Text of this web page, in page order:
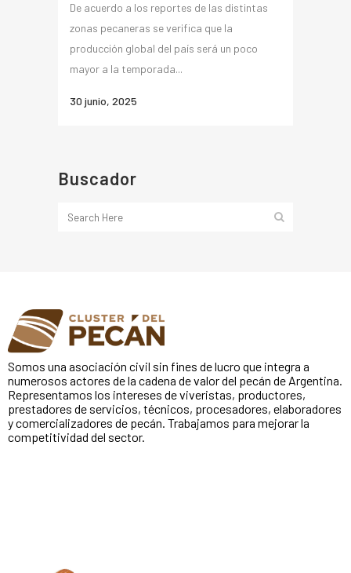
De acuerdo a los reportes de las distintas
zonas pecaneras se verifica que la
producción global del país será un poco
mayor a la temporada...
30 junio, 2025
Buscador
Somos una asociación civil sin fines de lucro que integra a
numerosos actores de la cadena de valor del pecán de Argentina.
Representamos los intereses de viveristas, productores,
prestadores de servicios, técnicos, procesadores, elaboradores
y comercializadores de pecán. Trabajamos para mejorar la
competitividad del sector.